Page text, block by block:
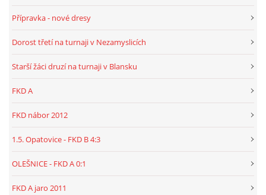
Přípravka - nové dresy
Dorost třetí na turnaji v Nezamyslicích
Starší žáci druzí na turnaji v Blansku
FKD A
FKD nábor 2012
1.5. Opatovice - FKD B 4:3
OLEŠNICE - FKD A 0:1
FKD A jaro 2011